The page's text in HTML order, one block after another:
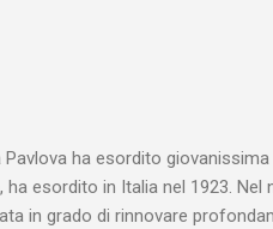
ha esordito
ha esordito in Italia nel 1923.
in grado di rinnovare